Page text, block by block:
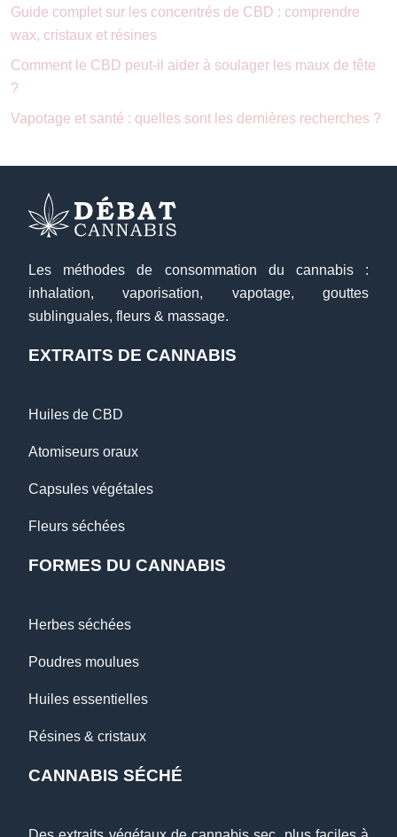
Guide complet sur les concentrés de CBD : comprendre
wax, cristaux et résines
Comment le CBD peut-il aider à soulager les maux de tête
?
Vapotage et santé : quelles sont les dernières recherches ?
Les méthodes de consommation du cannabis :
inhalation, vaporisation, vapotage, gouttes
sublinguales, fleurs & massage.
EXTRAITS DE CANNABIS
Huiles de CBD
Atomiseurs oraux
Capsules végétales
Fleurs séchées
FORMES DU CANNABIS
Herbes séchées
Poudres moulues
Huiles essentielles
Résines & cristaux
CANNABIS SÉCHÉ